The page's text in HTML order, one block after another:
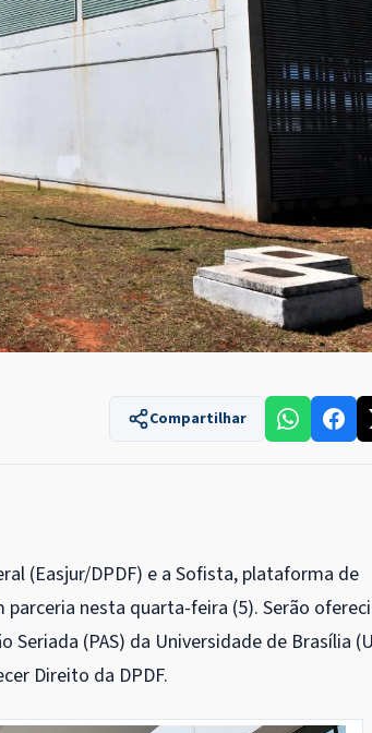
Compartilhar
(Easjur/DPDF) e a Sofista, plataforma de
nesta quarta-feira (5). Serão
(PAS) da Universidade de Brasília
Direito da DPDF.